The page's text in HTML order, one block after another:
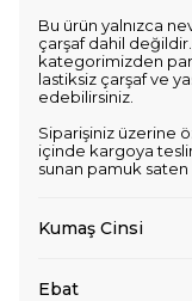
Bu ürün yalnızca
çarşaf dahil
kategorimizden
lastiksiz çarşaf ve
edebilirsiniz.
Siparişiniz üzerine
içinde kargoya
sunan pamuk saten
Kumaş Cinsi
Ebat